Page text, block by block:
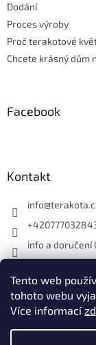
Tento web
tohoto webu
Více informací
Dodání
Proces výroby
Proč terakotové
Chcete krásný dům
Facebook
Kontakt
info@
info a doručení